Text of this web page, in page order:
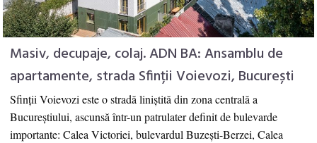
Masiv, decupaje, colaj. ADN BA: Ansamblu de
apartamente, strada Sfinții Voievozi, București
Sfinții Voievozi este o stradă liniștită din zona centrală a
Bucureștiului, ascunsă într-un patrulater definit de bulevarde
importante: Calea Victoriei, bulevardul Buzești-Berzei, Calea